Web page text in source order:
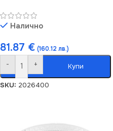
Налично
81.87 € (160.12 лв.)
- + Купи
SKU: 2026400